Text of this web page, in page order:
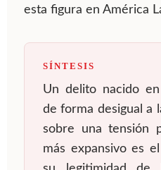
esta figura en América
SÍNTESIS
Un delito nacido
de forma desigual a
sobre una tensión
más expansivo es